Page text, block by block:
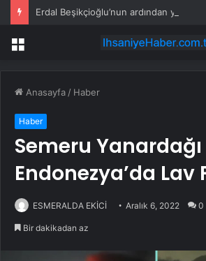
Menü
Anasayfa / Haber
Haber
Semeru Yanardağı
Endonezya’da Lav
ESMERALDA EKİCİ Aralık 6, 2022 0
Bir dakikadan az